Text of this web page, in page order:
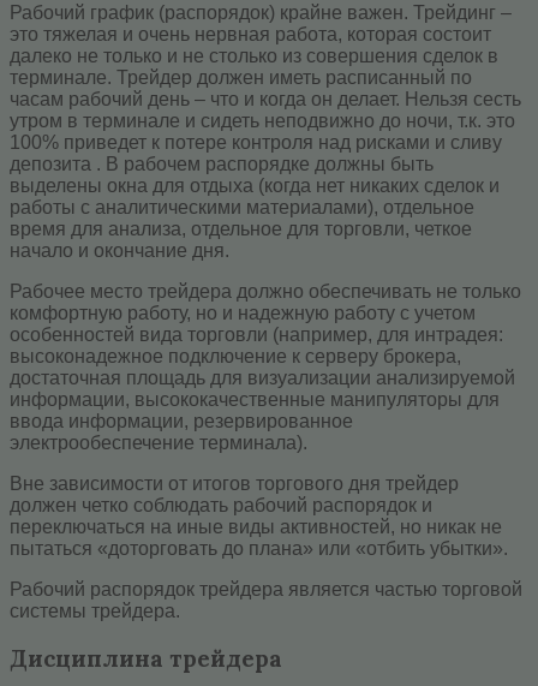
Рабочий график (распорядок) крайне важен. Трейдинг –
это тяжелая и очень нервная работа, которая состоит
далеко не только и не столько из совершения сделок в
терминале. Трейдер должен иметь расписанный по
часам рабочий день – что и когда он делает. Нельзя сесть
утром в терминале и сидеть неподвижно до ночи, т.к. это
100% приведет к потере контроля над рисками и сливу
депозита . В рабочем распорядке должны быть
выделены окна для отдыха (когда нет никаких сделок и
работы с аналитическими материалами), отдельное
время для анализа, отдельное для торговли, четкое
начало и окончание дня.
Рабочее место трейдера должно обеспечивать не только
комфортную работу, но и надежную работу с учетом
особенностей вида торговли (например, для интрадея:
высоконадежное подключение к серверу брокера,
достаточная площадь для визуализации анализируемой
информации, высококачественные манипуляторы для
ввода информации, резервированное
электрообеспечение терминала).
Вне зависимости от итогов торгового дня трейдер
должен четко соблюдать рабочий распорядок и
переключаться на иные виды активностей, но никак не
пытаться «доторговать до плана» или «отбить убытки».
Рабочий распорядок трейдера является частью торговой
системы трейдера.
Дисциплина трейдера